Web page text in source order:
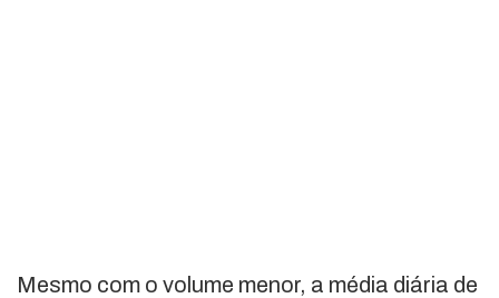
Mesmo com o volume menor, a média diária de